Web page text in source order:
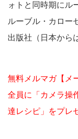
ォトと同時期にル
ルーブル・カロー
出版社（日本から
無料メルマガ【メ
全員に「カメラ操
達レシピ」をプレ